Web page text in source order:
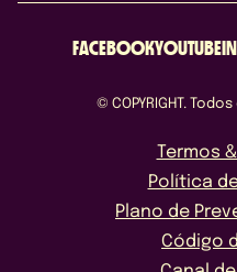
FACEBOOKYOUTUBE
© COPYRIGHT.
Termos
Política
Plano de
Código